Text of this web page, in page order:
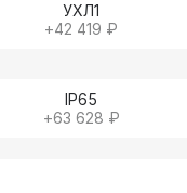
УХЛ1
+42 419 ₽
IP65
+63 628 ₽